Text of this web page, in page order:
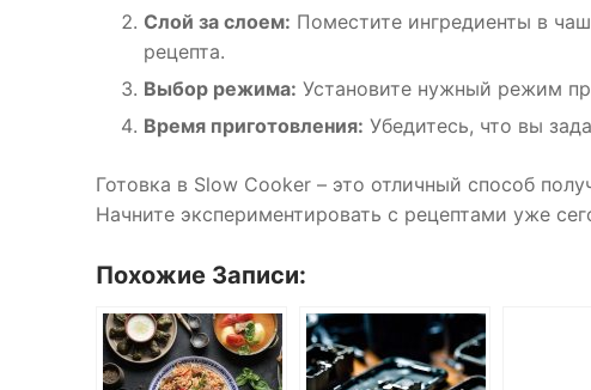
Слой за слоем: Поместите ингредиенты в
рецепта.
Выбор режима: Установите нужный режим
Время приготовления: Убедитесь, что вы
Готовка в Slow Cooker – это отличный способ
Начните экспериментировать с рецептами уже
Похожие Записи: